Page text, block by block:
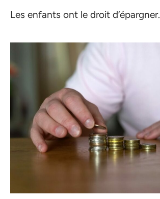
Les enfants ont le droit d’épargner.